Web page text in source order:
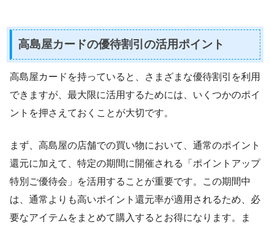
高島屋カードの優待割引の活用ポイント
高島屋カードを持っていると、さまざまな優待割引を利用
できますが、最大限に活用するためには、いくつかのポイ
ントを押さえておくことが大切です。
まず、高島屋の店舗での買い物において、通常のポイント
還元に加えて、特定の期間に開催される「ポイントアップ
特別ご優待会」を活用することが重要です。この期間中
は、通常よりも高いポイント還元率が適用されるため、必
要なアイテムをまとめて購入するとお得になります。ま